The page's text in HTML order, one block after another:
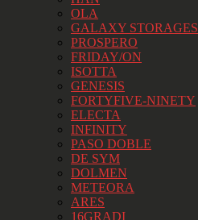
OLA
GALAXY STORAGES
PROSPERO
FRIDAY/ON
ISOTTA
GENESIS
FORTYFIVE-NINETY
ELECTA
INFINITY
PASO DOBLE
DE SYM
DOLMEN
METEORA
ARES
16GRADI